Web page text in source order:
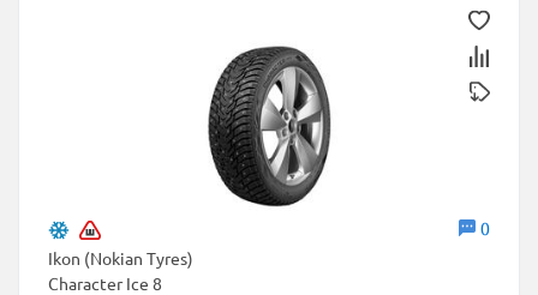
0
Ikon (Nokian Tyres)
Character Ice 8